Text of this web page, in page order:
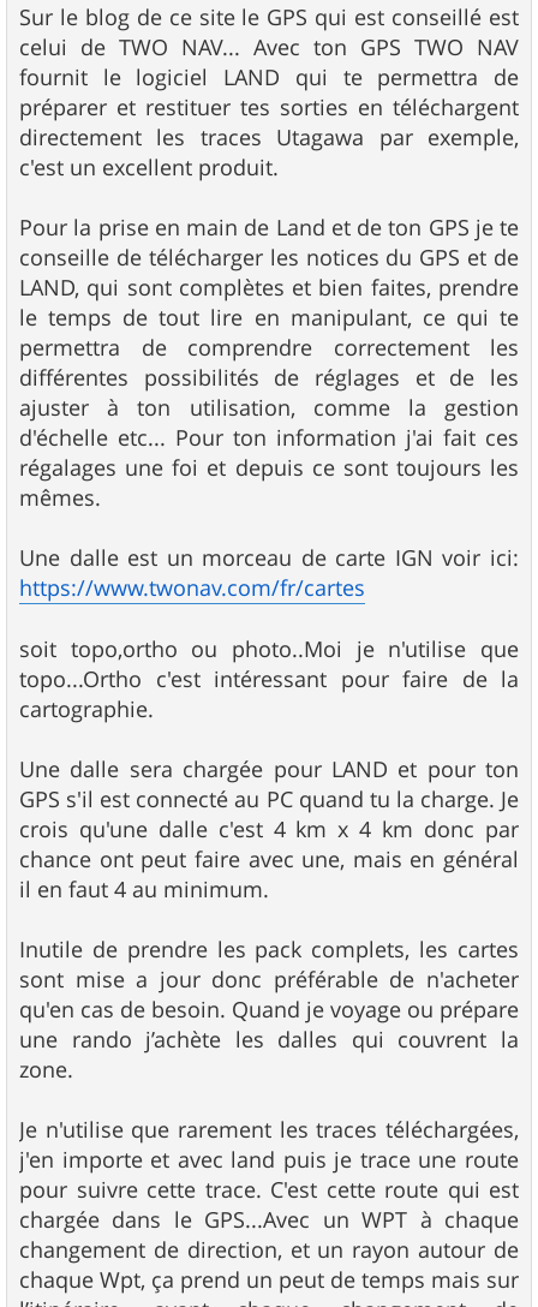
s
s
a
g
e
Sur le blog de ce site le GPS qui est conseillé est
celui de TWO NAV... Avec ton GPS TWO NAV
fournit le logiciel LAND qui te permettra de
préparer et restituer tes sorties en téléchargent
directement les traces Utagawa par exemple,
c'est un excellent produit.
Pour la prise en main de Land et de ton GPS je te
conseille de télécharger les notices du GPS et de
LAND, qui sont complètes et bien faites, prendre
le temps de tout lire en manipulant, ce qui te
permettra de comprendre correctement les
différentes possibilités de réglages et de les
ajuster à ton utilisation, comme la gestion
d'échelle etc... Pour ton information j'ai fait ces
régalages une foi et depuis ce sont toujours les
mêmes.
Une dalle est un morceau de carte IGN voir ici:
https://www.twonav.com/fr/cartes
soit topo,ortho ou photo..Moi je n'utilise que
topo...Ortho c'est intéressant pour faire de la
cartographie.
Une dalle sera chargée pour LAND et pour ton
GPS s'il est connecté au PC quand tu la charge. Je
crois qu'une dalle c'est 4 km x 4 km donc par
chance ont peut faire avec une, mais en général
il en faut 4 au minimum.
Inutile de prendre les pack complets, les cartes
sont mise a jour donc préférable de n'acheter
qu'en cas de besoin. Quand je voyage ou prépare
une rando j’achète les dalles qui couvrent la
zone.
Je n'utilise que rarement les traces téléchargées,
j'en importe et avec land puis je trace une route
pour suivre cette trace. C'est cette route qui est
chargée dans le GPS...Avec un WPT à chaque
changement de direction, et un rayon autour de
chaque Wpt, ça prend un peut de temps mais sur